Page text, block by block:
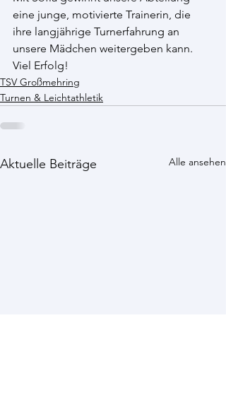
eine junge, motivierte Trainerin, die
ihre langjährige Turnerfahrung an
unsere Mädchen weitergeben kann.
Viel Erfolg!
TSV Großmehring
Turnen & Leichtathletik
Aktuelle Beiträge Alle ansehen